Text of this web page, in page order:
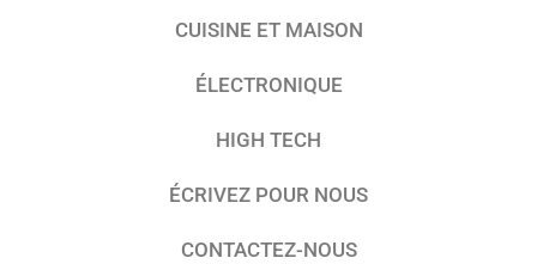
CUISINE ET MAISON
ÉLECTRONIQUE
HIGH TECH
ÉCRIVEZ POUR NOUS
CONTACTEZ-NOUS